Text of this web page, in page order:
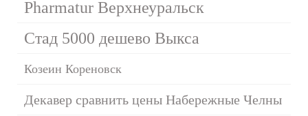
Pharmatur Верхнеуральск
Стад 5000 дешево Выкса
Козеин Кореновск
Декавер сравнить цены Набережные Челны